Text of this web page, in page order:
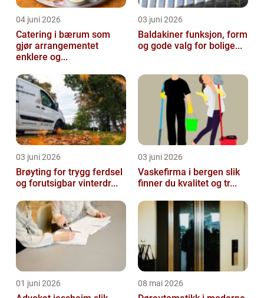
04 juni 2026
Catering i bærum som
gjør arrangementet
enklere og...
03 juni 2026
Baldakiner funksjon, form
og gode valg for bolige...
03 juni 2026
Brøyting for trygg ferdsel
og forutsigbar vinterdr...
03 juni 2026
Vaskefirma i bergen slik
finner du kvalitet og tr...
01 juni 2026 08 mai 2026